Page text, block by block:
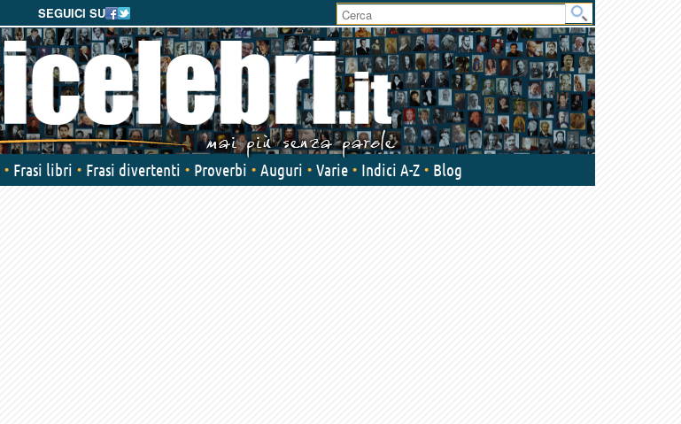
SEGUICI SU
User
area
Frasi libri Frasi divertenti Proverbi Auguri Varie Indici A-Z Blog